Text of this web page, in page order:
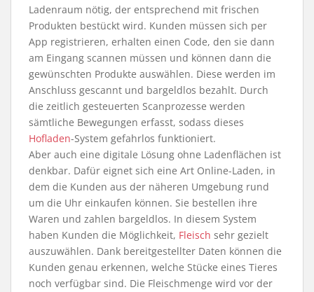
Ladenraum nötig, der entsprechend mit frischen
Produkten bestückt wird. Kunden müssen sich per
App registrieren, erhalten einen Code, den sie dann
am Eingang scannen müssen und können dann die
gewünschten Produkte auswählen. Diese werden im
Anschluss gescannt und bargeldlos bezahlt. Durch
die zeitlich gesteuerten Scanprozesse werden
sämtliche Bewegungen erfasst, sodass dieses
Hofladen-System gefahrlos funktioniert.
Aber auch eine digitale Lösung ohne Ladenflächen ist
denkbar. Dafür eignet sich eine Art Online-Laden, in
dem die Kunden aus der näheren Umgebung rund
um die Uhr einkaufen können. Sie bestellen ihre
Waren und zahlen bargeldlos. In diesem System
haben Kunden die Möglichkeit, Fleisch sehr gezielt
auszuwählen. Dank bereitgestellter Daten können die
Kunden genau erkennen, welche Stücke eines Tieres
noch verfügbar sind. Die Fleischmenge wird vor der